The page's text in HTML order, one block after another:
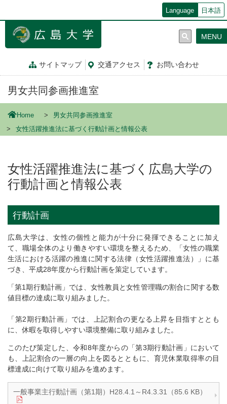
ン
Language 日本語
サイトマップ 交通アクセス お問い合わせ
MENU
男女共同参画推進室
Home
男女共同参画推進室
女性活躍推進法に基づく行動計画と情報公表
女性活躍推進法に基づく広島大学の
行動計画と情報公表
行動計画
広島大学は、女性の個性と能力が十分に発揮できることに加え
て、職場全体のより働きやすい環境を整えるため、「女性の職業
生活における活躍の推進に関する法律（女性活躍推進法）」に基
づき、平成28年度から行動計画を策定しています。
「第1期行動計画」では、女性教員と女性管理職の割合に関する数
値目標の達成に取り組みました。
「第2期行動計画」では、上記割合の更なる上昇を目指すととも
に、休暇を取得しやすい環境整備に取り組みました。
このたび策定した、令和8年度からの「第3期行動計画」において
も、上記割合の一層の向上を図るとともに、育児休業取得率の目
標達成に向けて取り組みを進めます。
一般事業主行動計画（第1期）H28.4.1～R4.3.31（85.6 KB）